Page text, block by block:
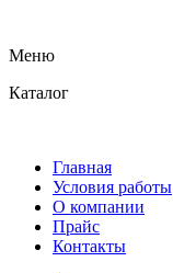
Меню
Каталог
Главная
Условия работы
О компании
Прайс
Контакты